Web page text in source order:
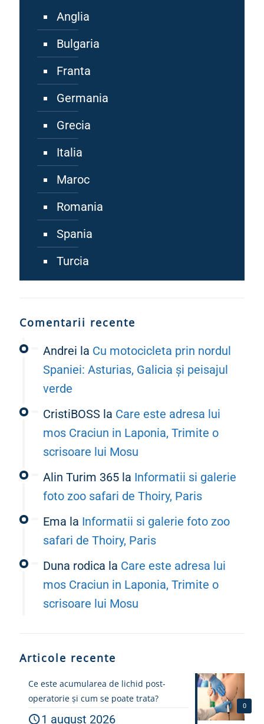
Anglia
Bulgaria
Franta
Germania
Grecia
Italia
Maroc
Romania
Spania
Turcia
Comentarii recente
Andrei la Cu motocicleta prin nordul
Spaniei: Asturias, Galicia și peisajul
verde
CristiBOSS la Care este adresa lui
mos Craciun in Laponia, Trimite o
scrisoare lui Mosu
Alin Turim 365 la Informatii si galerie
foto zoo safari de Thoiry, Paris
Ema la Informatii si galerie foto zoo
safari de Thoiry, Paris
Duna rodica la Care este adresa lui
mos Craciun in Laponia, Trimite o
scrisoare lui Mosu
Articole recente
0
Ce este acumularea de lichid post-
operatorie și cum se poate trata?
1 august 2026